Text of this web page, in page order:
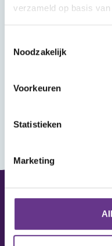
verzameld op basis
Noodzakelijk
Voorkeuren
Statistieken
Marketing
dat vind je hier
webinar bij te
Wanneer je
Vraag of
Heb je een vraag of wil